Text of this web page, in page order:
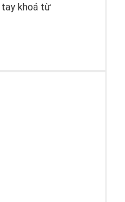
tay khoá từ